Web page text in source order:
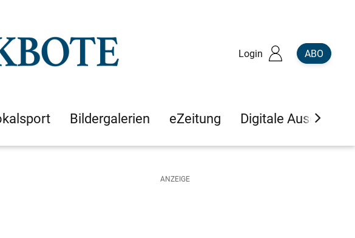
Login ABO
Bildergalerien eZeitung Digitale Ausgaben